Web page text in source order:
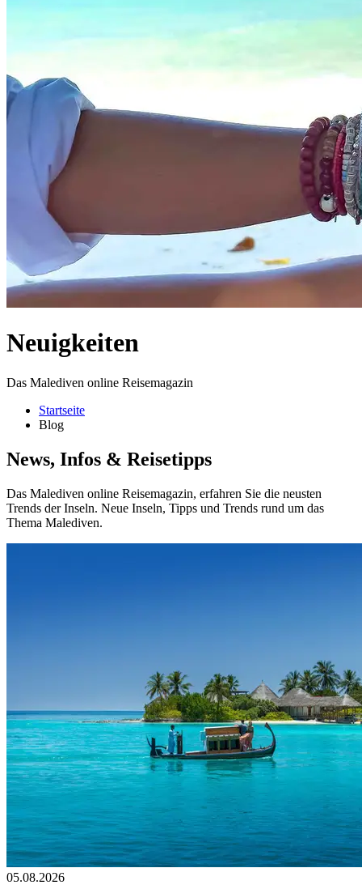
Neuigkeiten
Das Malediven online Reisemagazin
Startseite
Blog
News, Infos & Reisetipps
Das Malediven online Reisemagazin, erfahren Sie die neusten
Trends der Inseln. Neue Inseln, Tipps und Trends rund um das
Thema Malediven.
05.08.2026